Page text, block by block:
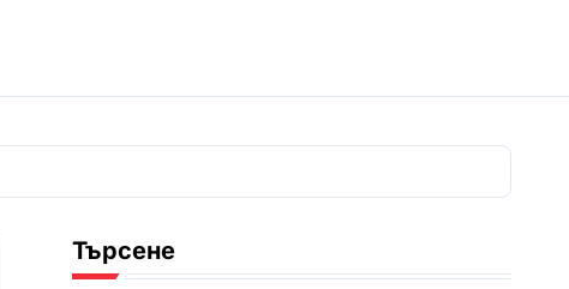
Търсене